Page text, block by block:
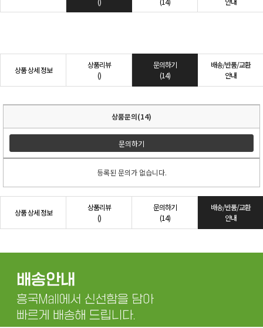
상품 상세 정보
상품리뷰
()
문의하기
(14)
배송/반품/교환
안내
상품문의(14)
문의하기
등록된 문의가 없습니다.
상품 상세 정보
상품리뷰
()
문의하기
(14)
배송/반품/교환
안내